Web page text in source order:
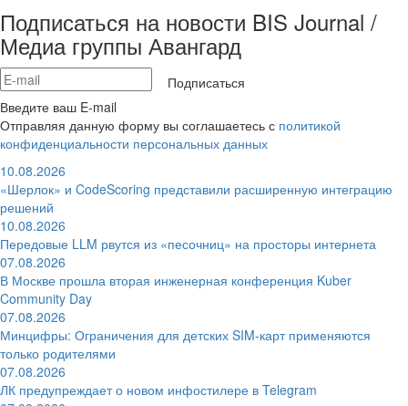
Подписаться на новости BIS Journal /
Медиа группы Авангард
Подписаться
Введите ваш E-mail
Отправляя данную форму вы соглашаетесь с политикой
конфиденциальности персональных данных
10.08.2026
«Шерлок» и CodeScoring представили расширенную интеграцию
решений
10.08.2026
Передовые LLM рвутся из «песочниц» на просторы интернета
07.08.2026
В Москве прошла вторая инженерная конференция Kuber
Community Day
07.08.2026
Минцифры: Ограничения для детских SIM-карт применяются
только родителями
07.08.2026
ЛК предупреждает о новом инфостилере в Telegram